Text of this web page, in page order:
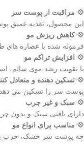
💠 مراقبت از پوست سر
این محصول، تغذیه عمیق
💠 کاهش ریزش مو
فرموله شده با عصاره های
💠 افزایش تراکم مو
با تقویت رشد موی سالم،
💠 تسکین دهنده و متعادل
پوست سر را تسکین می
💠 سبک و غیر چرب
دارای بافتی سبک و بدون
💠 مناسب برای انواع مو
چه پوست سر خشک، چرب یا